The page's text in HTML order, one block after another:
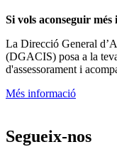
Si vols aconseguir
La Direcció General
(DGACIS) posa a la
d'assessorament i
Més informació
Segueix-nos